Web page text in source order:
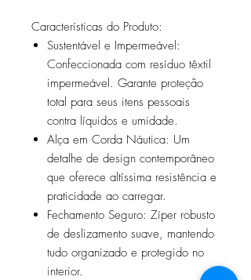
Características do Produto:
Sustentável e Impermeável:
Confeccionada com resíduo têxtil
impermeável. Garante proteção
total para seus itens pessoais
contra líquidos e umidade.
Alça em Corda Náutica: Um
detalhe de design contemporâneo
que oferece altíssima resistência e
praticidade ao carregar.
Fechamento Seguro: Zíper robusto
de deslizamento suave, mantendo
tudo organizado e protegido no
interior.